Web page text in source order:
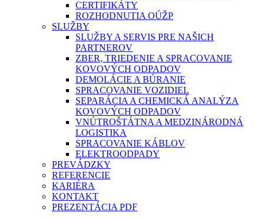
CERTIFIKÁTY
ROZHODNUTIA OÚŽP
SLUŽBY
SLUŽBY A SERVIS PRE NAŠICH
PARTNEROV
ZBER, TRIEDENIE A SPRACOVANIE
KOVOVÝCH ODPADOV
DEMOLÁCIE A BÚRANIE
SPRACOVANIE VOZIDIEL
SEPARÁCIA A CHEMICKÁ ANALÝZA
KOVOVÝCH ODPADOV
VNÚTROŠTÁTNA A MEDZINÁRODNÁ
LOGISTIKA
SPRACOVANIE KÁBLOV
ELEKTROODPADY
PREVÁDZKY
REFERENCIE
KARIÉRA
KONTAKT
PREZENTÁCIA PDF